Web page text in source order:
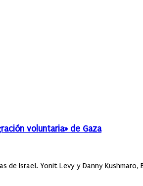
voluntaria» de Gaza
de Israel. Yonit Levy y Danny Kushmaro,